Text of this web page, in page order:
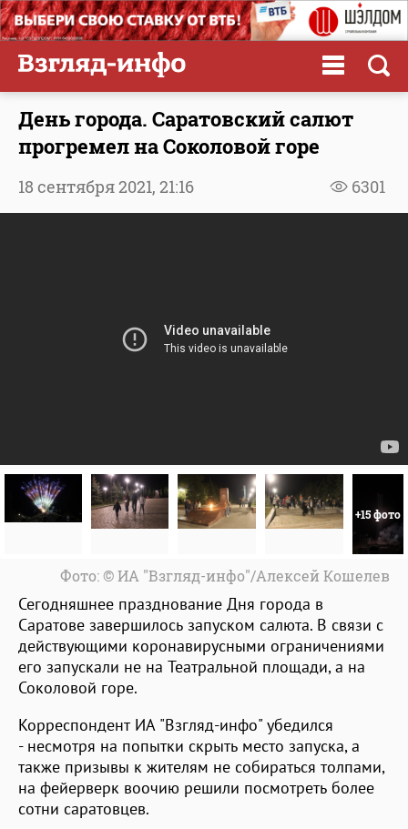
День города. Саратовский салют
прогремел на Соколовой горе
6301
18 сентября 2021, 21:16
+15 фото
Фото: © ИА "Взгляд-инфо"/Алексей Кошелев
Сегодняшнее празднование Дня города в
Саратове завершилось запуском салюта. В связи с
действующими коронавирусными ограничениями
его запускали не на Театральной площади, а на
Соколовой горе.
Корреспондент ИА "Взгляд-инфо" убедился
- несмотря на попытки скрыть место запуска, а
также призывы к жителям не собираться толпами,
на фейерверк воочию решили посмотреть более
сотни саратовцев.